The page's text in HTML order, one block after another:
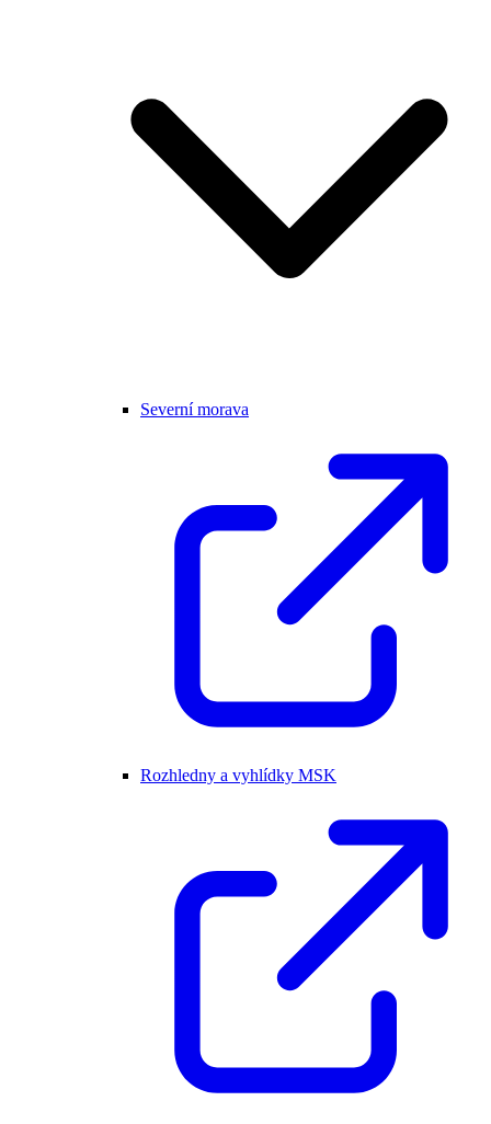
Severní morava
Rozhledny a vyhlídky MSK